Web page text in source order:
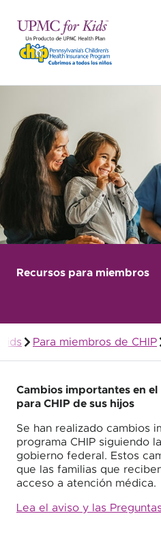
Recursos para miembros
Para miembros de CHIP
Cambios importantes en
para CHIP de sus hijos
Se han realizado cambios
programa CHIP siguiendo
gobierno federal. Estos
que las familias que
acceso a atención médica.
Lea el aviso y las